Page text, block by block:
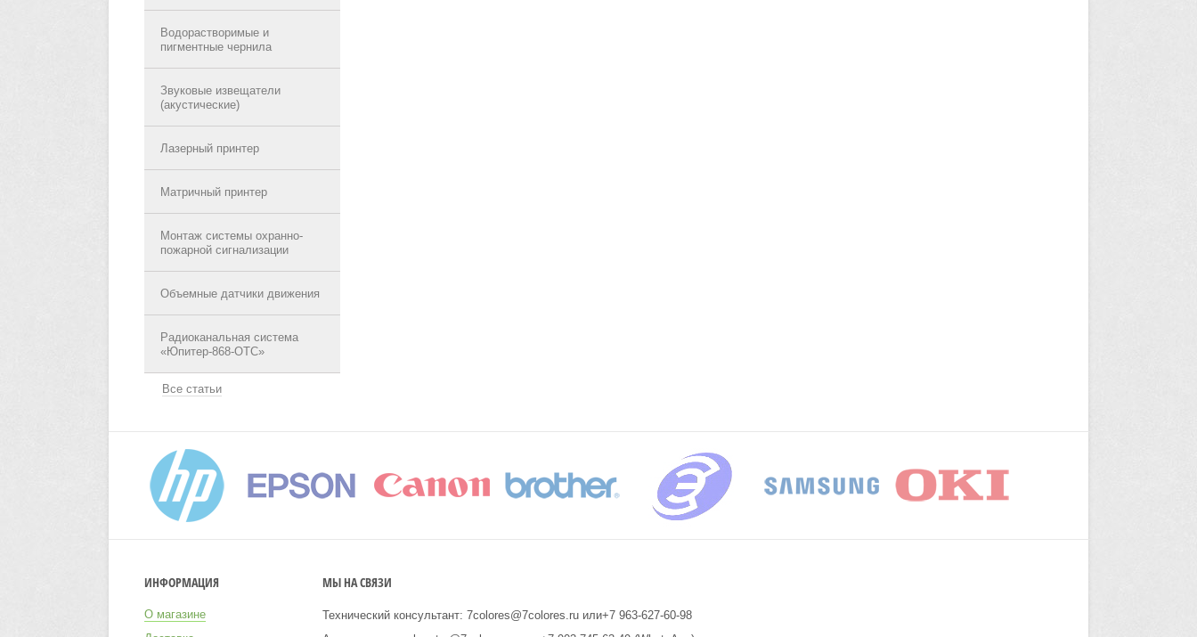
Водорастворимые и
пигментные чернила
Звуковые извещатели
(акустические)
Лазерный принтер
Матричный принтер
Монтаж системы охранно-
пожарной сигнализации
Объемные датчики движения
Радиоканальная система
«Юпитер-868-ОТС»
Все статьи
ИНФОРМАЦИЯ
О магазине
МЫ НА СВЯЗИ
Технический консультант: 7colores@7colores.ru или+7 963-627-60-98